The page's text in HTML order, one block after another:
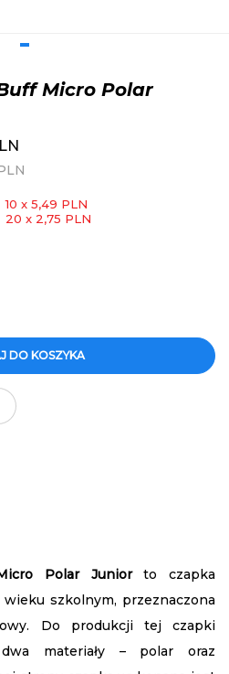
Micro Polar
10 x 5,49 PLN
20 x 2,75 PLN
DO KOSZYKA
Polar Juniorto czapka
szkolnym, przeznaczona
Do produkcji tej czapki
dwa materiały – polar oraz